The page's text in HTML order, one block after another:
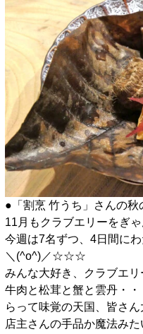
●「割烹 竹うち」さんの秋
11月もクラブエリーをぎ
今週は7名ずつ、4日間に
＼(^o^)／☆☆☆
みんな大好き、クラブエリ
牛肉と松茸と蟹と雲丹・
らって味覚の天国、皆さ
店主さんの手品か魔法み